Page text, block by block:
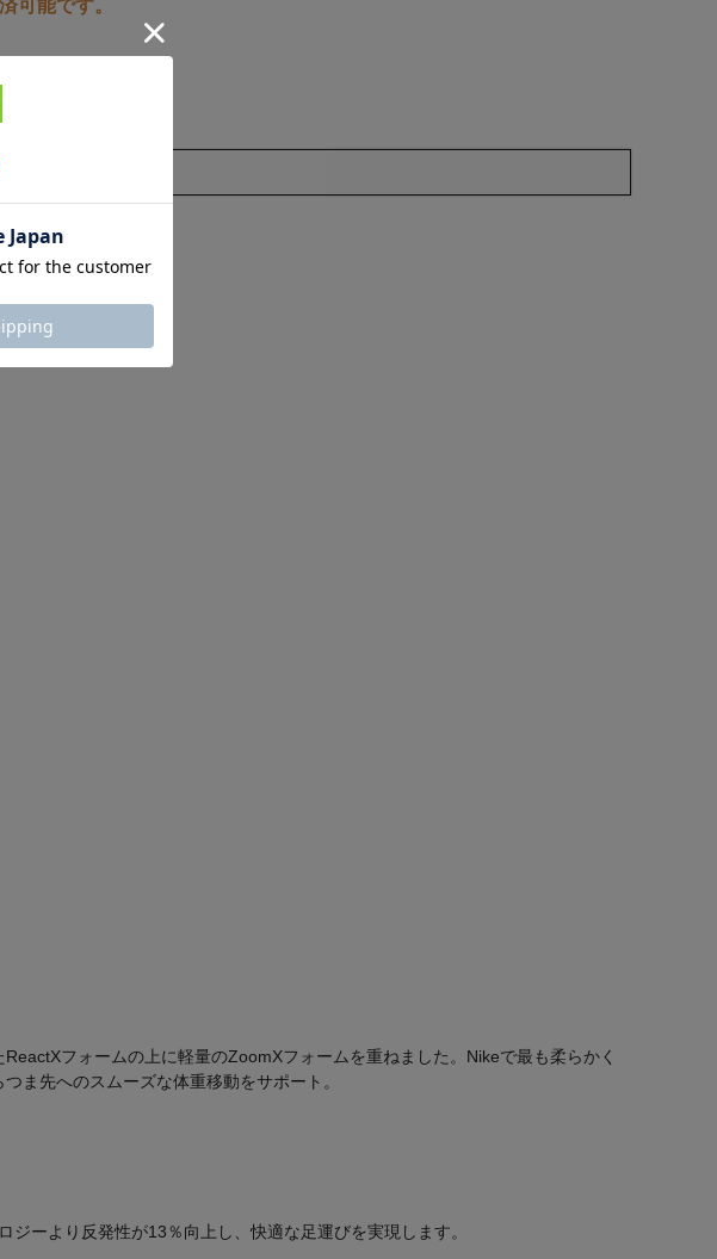
可能です。
フォームの上に軽量のZoomXフォームを重ねました。Nikeで最も柔らかく
ま先へのスムーズな体重移動をサポート。
ーより反発性が13％向上し、快適な足運びを実現します。